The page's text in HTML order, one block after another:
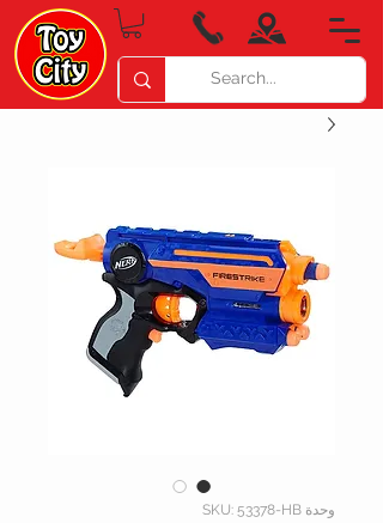
وحدة SKU: 53378-HB